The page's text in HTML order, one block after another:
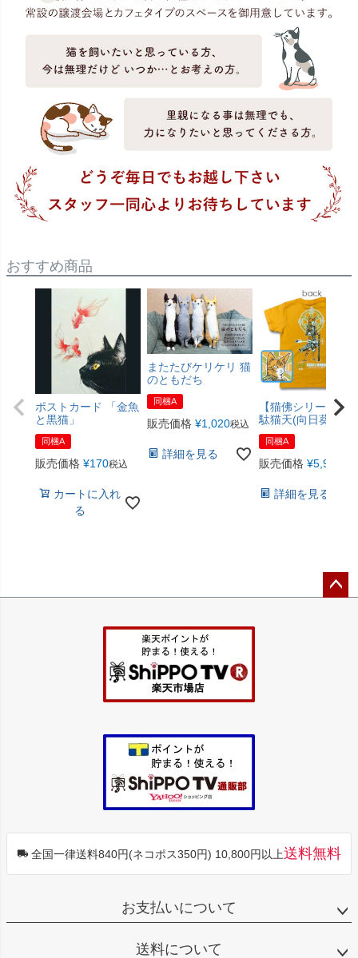
おすすめ商品
ポストカード 「金魚
と黒猫」
同梱A
販売価格 ¥170税込
カートに入れ
る
またたびケリケリ 猫
のともだち
同梱A
販売価格 ¥1,020税込
詳細を見る
【猫佛シリーズ】
駄猫天(向日葵色)
同梱A
販売価格 ¥5,940
詳細を見る
全国一律送料840円(ネコポス350円) 10,800円以上送料無料
お支払いについて
送料について